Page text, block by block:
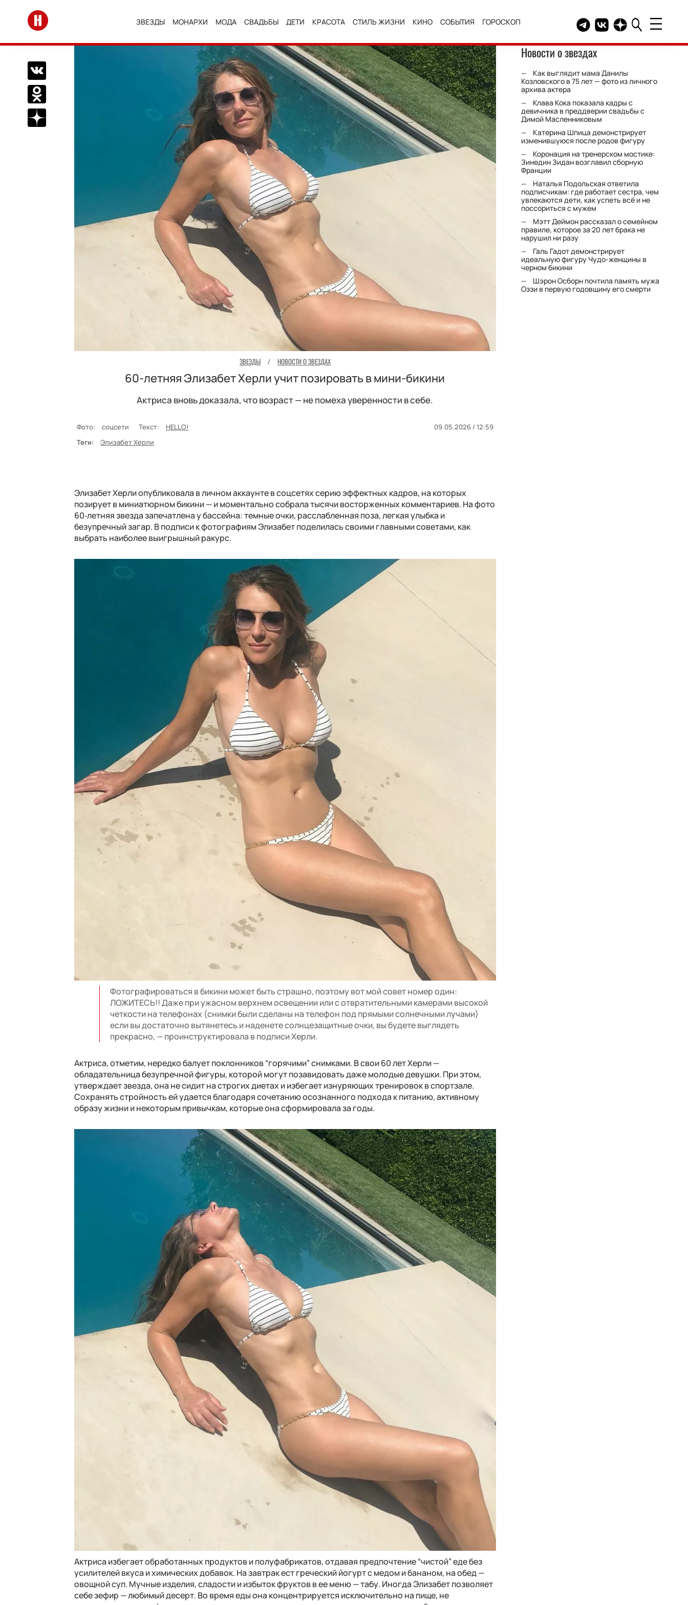
Перейти на главную
ЗВЕЗДЫ МОНАРХИ МОДА СВАДЬБЫ ДЕТИ КРАСОТА СТИЛЬ ЖИЗНИ КИНО СОБЫТИЯ ГОРОСКОП Telegram канал HELLO
Группа HELLO
Канал HELLO в
Поделиться Вконтакте
Поделиться в Одноклассниках
Подписаться на нас в Дзен
ЗВЕЗДЫ / НОВОСТИ О ЗВЕЗДАХ
60-летняя Элизабет Херли учит позировать в мини-бикини
Актриса вновь доказала, что возраст — не помеха уверенности в себе.
Фото: соцсети Текст: HELLO!
09.05.2026 / 12:59
Теги:
Элизабет Херли
Элизабет Херли опубликовала в личном аккаунте в соцсетях серию эффектных кадров, на которых
позирует в миниатюрном бикини — и моментально собрала тысячи восторженных комментариев. На фото
60‑летняя звезда запечатлена у бассейна: темные очки, расслабленная поза, легкая улыбка и
безупречный загар. В подписи к фотографиям Элизабет поделилась своими главными советами, как
выбрать наиболее выигрышный ракурс.
Фотографироваться в бикини может быть страшно, поэтому вот мой совет номер один:
ЛОЖИТЕСЬ!! Даже при ужасном верхнем освещении или с отвратительными камерами высокой
четкости на телефонах (снимки были сделаны на телефон под прямыми солнечными лучами)
если вы достаточно вытянетесь и наденете солнцезащитные очки, вы будете выглядеть
прекрасно, — проинструктировала в подписи Херли.
Актриса, отметим, нередко балует поклонников “горячими” снимками. В свои 60 лет Херли —
обладательница безупречной фигуры, которой могут позавидовать даже молодые девушки. При этом,
утверждает звезда, она не сидит на строгих диетах и избегает изнуряющих тренировок в спортзале.
Сохранять стройность ей удается благодаря сочетанию осознанного подхода к питанию, активному
образу жизни и некоторым привычкам, которые она сформировала за годы.
Актриса избегает обработанных продуктов и полуфабрикатов, отдавая предпочтение “чистой” еде без
усилителей вкуса и химических добавок. На завтрак ест греческий йогурт с медом и бананом, на обед —
овощной суп. Мучные изделия, сладости и избыток фруктов в ее меню — табу. Иногда Элизабет позволяет
себе зефир — любимый десерт. Во время еды она концентрируется исключительно на пище, не
Новости о звездах
Как выглядит мама Данилы
Козловского в 75 лет — фото из личного
архива актера
Клава Кока показала кадры с
девичника в преддверии свадьбы с
Димой Масленниковым
Катерина Шпица демонстрирует
изменившуюся после родов фигуру
Коронация на тренерском мостике:
Зинедин Зидан возглавил сборную
Франции
Наталья Подольская ответила
подписчикам: где работает сестра, чем
увлекаются дети, как успеть всё и не
поссориться с мужем
Мэтт Деймон рассказал о семейном
правиле, которое за 20 лет брака не
нарушил ни разу
Галь Гадот демонстрирует
идеальную фигуру Чудо-женщины в
черном бикини
Шэрон Осборн почтила память мужа
Оззи в первую годовщину его смерти